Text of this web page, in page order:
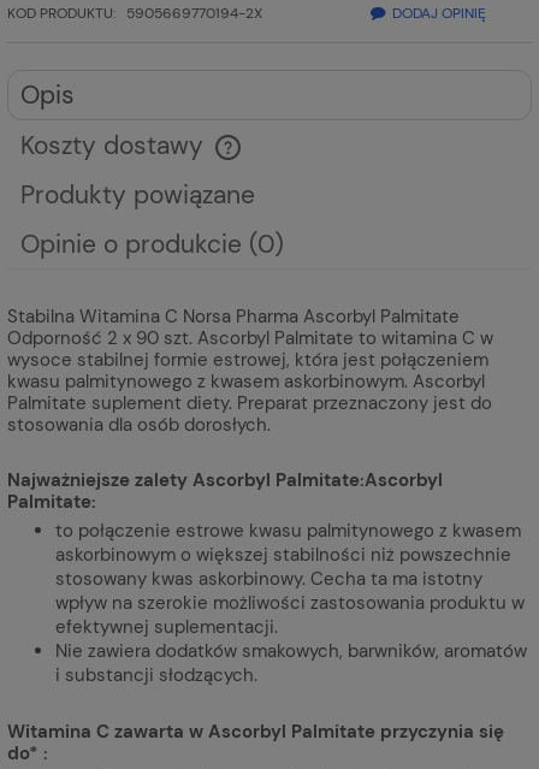
KOD PRODUKTU:
5905669770194-2X
DODAJ OPINIĘ
Opis
Koszty dostawy
Cena nie zawiera ewentualnych kosztów płatności
Produkty powiązane
Opinie o produkcie (0)
Stabilna Witamina C Norsa Pharma Ascorbyl Palmitate
Odporność 2 x 90 szt. Ascorbyl Palmitate to witamina C w
wysoce stabilnej formie estrowej, która jest połączeniem
kwasu palmitynowego z kwasem askorbinowym. Ascorbyl
Palmitate suplement diety. Preparat przeznaczony jest do
stosowania dla osób dorosłych.
Najważniejsze zalety Ascorbyl Palmitate:Ascorbyl
Palmitate:
to połączenie estrowe kwasu palmitynowego z kwasem
askorbinowym o większej stabilności niż powszechnie
stosowany kwas askorbinowy. Cecha ta ma istotny
wpływ na szerokie możliwości zastosowania produktu w
efektywnej suplementacji.
Nie zawiera dodatków smakowych, barwników, aromatów
i substancji słodzących.
Witamina C zawarta w Ascorbyl Palmitate przyczynia się
do* :